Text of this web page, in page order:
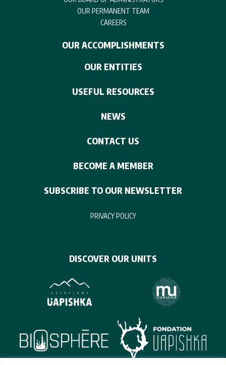
OUR PERMANENT TEAM
CAREERS
OUR ACCOMPLISHMENTS
OUR ENTITIES
USEFUL RESOURCES
NEWS
CONTACT US
BECOME A MEMBER
SUBSCRIBE TO OUR NEWSLETTER
PRIVACY POLICY
DISCOVER OUR UNITS